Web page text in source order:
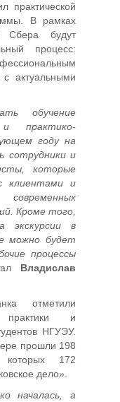
практической
В рамках
Сбера будут
процесс:
актуальными
обучение
практико-
году на
сотрудники и
которые
клиентами и
Кроме того,
экскурсии в
можно будет
процессы
Владислав
отметили
практики и
НГУЭУ.
прошли 198
которых 172
дело».
началась, а